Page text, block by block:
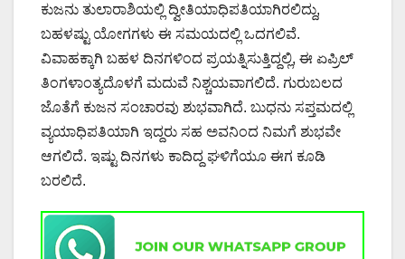
ಕುಜನು ತುಲಾರಾಶಿಯಲ್ಲಿ ದ್ವೀತಿಯಾಧಿಪತಿಯಾಗಿರಲಿದ್ದು,
ಬಹಳಷ್ಟು ಯೋಗಗಳು ಈ ಸಮಯದಲ್ಲಿ ಒದಗಲಿವೆ.
ವಿವಾಹಕ್ಕಾಗಿ ಬಹಳ ದಿನಗಳಿಂದ‌ ಪ್ರಯತ್ನಿಸುತ್ತಿದ್ದಲ್ಲಿ, ಈ ಏಪ್ರಿಲ್
ತಿಂಗಳಾಂತ್ಯದೊಳಗೆ ಮದುವೆ ನಿಶ್ಚಯವಾಗಲಿದೆ. ಗುರುಬಲದ
ಜೊತೆಗೆ ಕುಜನ ಸಂಚಾರವು ಶುಭವಾಗಿದೆ. ಬುಧನು ಸಪ್ತಮದಲ್ಲಿ
ವ್ಯಯಾಧಿಪತಿಯಾಗಿ ಇದ್ದರು ಸಹ ಅವನಿಂದ ನಿಮಗೆ ಶುಭವೇ
ಆಗಲಿದೆ. ಇಷ್ಟು ದಿನಗಳು ಕಾದಿದ್ದ ಘಳಿಗೆಯೂ ಈಗ ಕೂಡಿ
ಬರಲಿದೆ.